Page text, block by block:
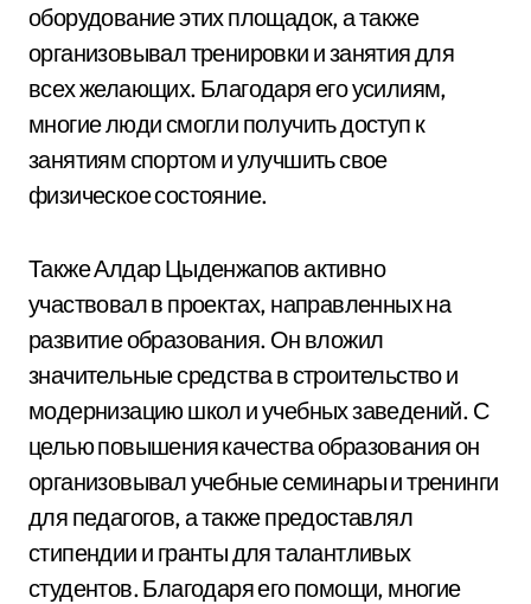
оборудование этих площадок, а также
организовывал тренировки и занятия для
всех желающих. Благодаря его усилиям,
многие люди смогли получить доступ к
занятиям спортом и улучшить свое
физическое состояние.
Также Алдар Цыденжапов активно
участвовал в проектах, направленных на
развитие образования. Он вложил
значительные средства в строительство и
модернизацию школ и учебных заведений. С
целью повышения качества образования он
организовывал учебные семинары и тренинги
для педагогов, а также предоставлял
стипендии и гранты для талантливых
студентов. Благодаря его помощи, многие